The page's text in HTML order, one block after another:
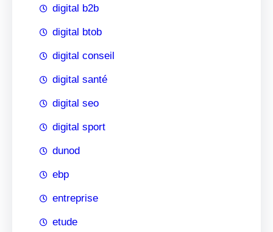
digital b2b
digital btob
digital conseil
digital santé
digital seo
digital sport
dunod
ebp
entreprise
etude